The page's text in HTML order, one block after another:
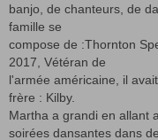
banjo, de chanteurs, de
famille se
compose de :Thornton
2017, Vétéran de
l'armée américaine, il
frère : Kilby.
Martha a grandi en allant
soirées dansantes dans